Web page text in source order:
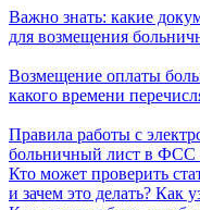
Важно знать: какие
для возмещения
Возмещение оплаты
какого времени
Правила работы с
больничный лист в ФСС
Кто может проверить
и зачем это делать? Как